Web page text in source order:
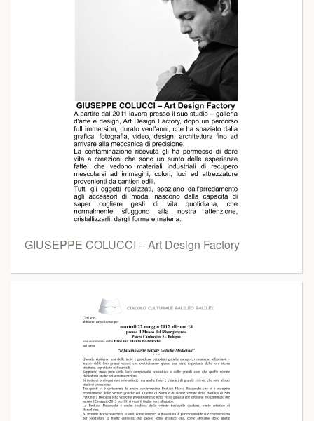
GIUSEPPE COLUCCI – Art Design Factory